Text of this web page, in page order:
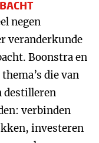
negen
veranderkunde
Boonstra en
die van
destilleren
verbinden
investeren